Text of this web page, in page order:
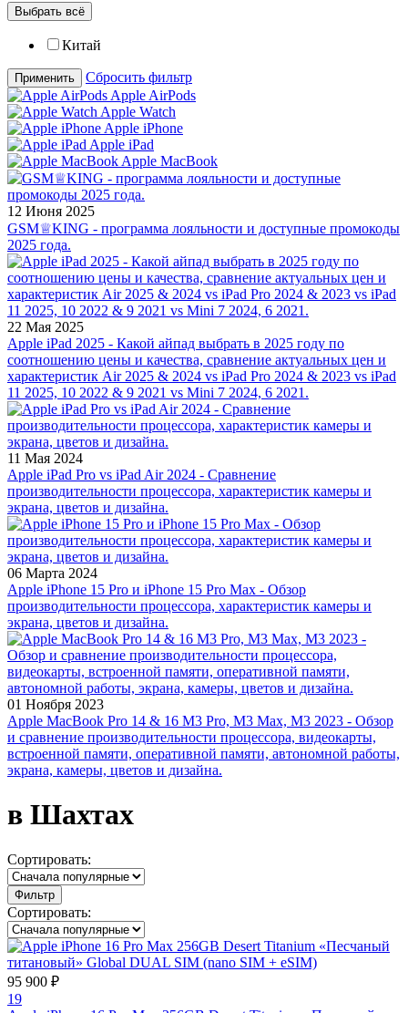
Выбрать всё
Китай
Применить
Сбросить фильтр
Apple AirPods
Apple Watch
Apple iPhone
Apple iPad
Apple MacBook
12 Июня 2025
GSM♕KING - программа лояльности и доступные промокоды
2025 года.
22 Мая 2025
Apple iPad 2025 - Какой айпад выбрать в 2025 году по
соотношению цены и качества, сравнение актуальных цен и
характеристик Air 2025 & 2024 vs iPad Pro 2024 & 2023 vs iPad
11 2025, 10 2022 & 9 2021 vs Mini 7 2024, 6 2021.
11 Мая 2024
Apple iPad Pro vs iPad Air 2024 - Сравнение
производительности процессора, характеристик камеры и
экрана, цветов и дизайна.
06 Марта 2024
Apple iPhone 15 Pro и iPhone 15 Pro Max - Обзор
производительности процессора, характеристик камеры и
экрана, цветов и дизайна.
01 Ноября 2023
Apple MacBook Pro 14 & 16 M3 Pro, M3 Max, M3 2023 - Обзор
и сравнение производительности процессора, видеокарты,
встроенной памяти, оперативной памяти, автономной работы,
экрана, камеры, цветов и дизайна.
в Шахтах
Сортировать:
Фильтр
Сортировать:
95 900 ₽
19